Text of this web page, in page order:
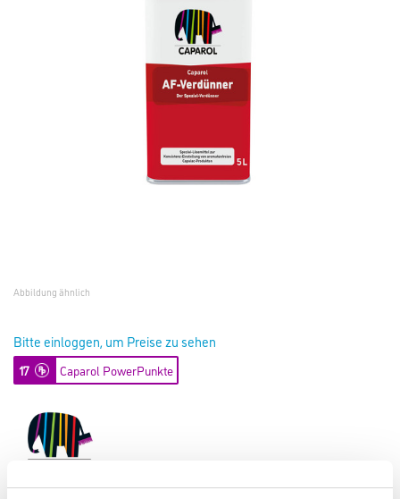
Abbildung ähnlich
Bitte einloggen, um Preise zu sehen
17 Caparol PowerPunkte